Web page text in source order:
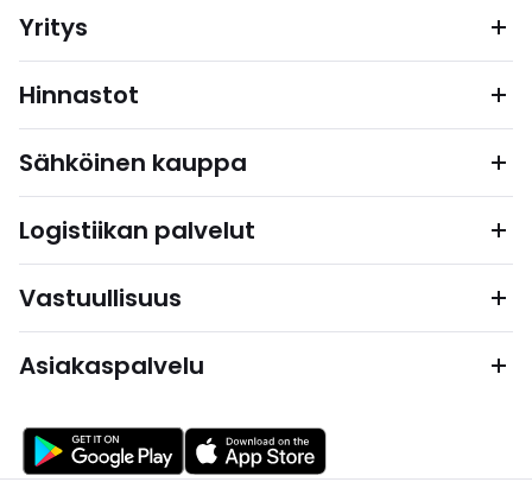
Yritys
Hinnastot
Sähköinen kauppa
Logistiikan palvelut
Vastuullisuus
Asiakaspalvelu